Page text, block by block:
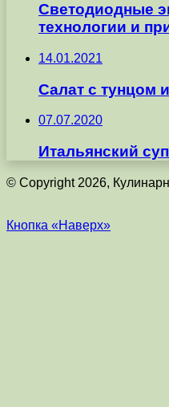
Светодиодные
технологии и
14.01.2021
Салат с тунцом
07.07.2020
Итальянский
© Copyright 2026,
Кнопка «Наверх»